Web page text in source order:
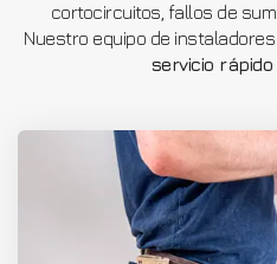
cortocircuitos, fallos de
Nuestro equipo de
servicio rápido